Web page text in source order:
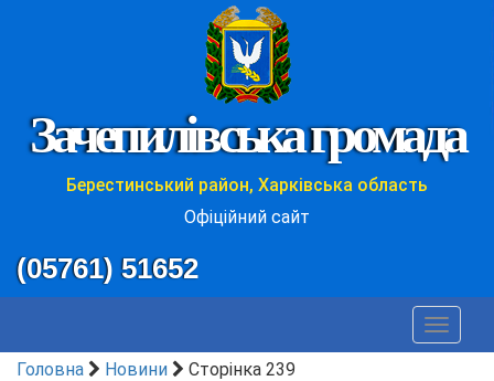
Зачепилівська громада
Берестинський район, Харківська область
Офіційний сайт
(05761) 51652
Toggle
Головна
Новини Сторінка 239